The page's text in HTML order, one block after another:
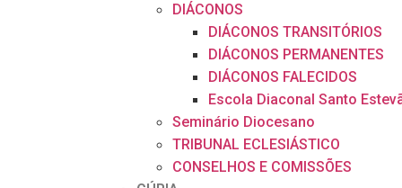
DIÁCONOS
DIÁCONOS TRANSITÓRIOS
DIÁCONOS PERMANENTES
DIÁCONOS FALECIDOS
Escola Diaconal Santo
Seminário Diocesano
TRIBUNAL ECLESIÁSTICO
CONSELHOS E COMISSÕES